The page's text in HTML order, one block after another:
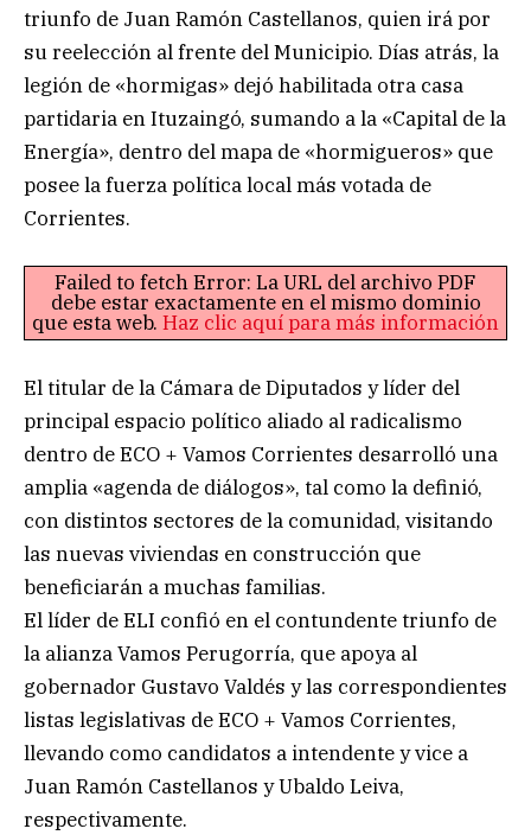
triunfo de Juan Ramón Castellanos, quien irá por
su reelección al frente del Municipio. Días atrás, la
legión de «hormigas» dejó habilitada otra casa
partidaria en Ituzaingó, sumando a la «Capital de la
Energía», dentro del mapa de «hormigueros» que
posee la fuerza política local más votada de
Corrientes.
Failed to fetch Error: La URL del archivo PDF
debe estar exactamente en el mismo dominio
que esta web. Haz clic aquí para más información
El titular de la Cámara de Diputados y líder del
principal espacio político aliado al radicalismo
dentro de ECO + Vamos Corrientes desarrolló una
amplia «agenda de diálogos», tal como la definió,
con distintos sectores de la comunidad, visitando
las nuevas viviendas en construcción que
beneficiarán a muchas familias.
El líder de ELI confió en el contundente triunfo de
la alianza Vamos Perugorría, que apoya al
gobernador Gustavo Valdés y las correspondientes
listas legislativas de ECO + Vamos Corrientes,
llevando como candidatos a intendente y vice a
Juan Ramón Castellanos y Ubaldo Leiva,
respectivamente.